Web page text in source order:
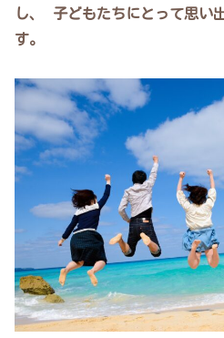
し、 子どもたちにとって思い
す。